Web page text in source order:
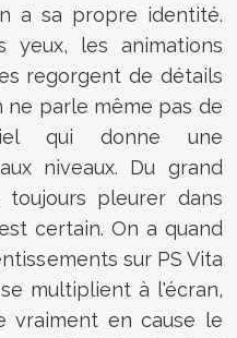
a sa propre identité.
yeux, les animations
regorgent de détails
ne parle même pas de
qui donne une
niveaux. Du grand
pleurer dans
certain. On a quand
sur PS Vita
multiplient à l'écran,
vraiment en cause le